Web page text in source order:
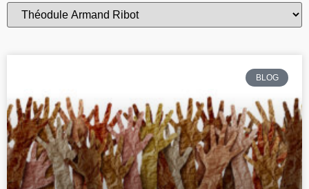
BLOG